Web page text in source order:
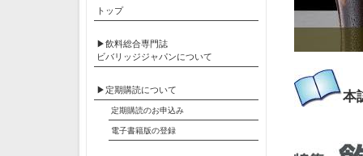
本
トップ
▶飲料総合専門誌
ビバリッジジャパンについて
▶定期購読について
定期購読のお申込み
電子書籍版の登録